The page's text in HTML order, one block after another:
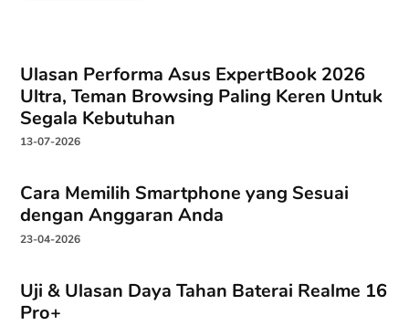
Ulasan Performa Asus ExpertBook 2026
Ultra, Teman Browsing Paling Keren Untuk
Segala Kebutuhan
13-07-2026
Cara Memilih Smartphone yang Sesuai
dengan Anggaran Anda
23-04-2026
Uji & Ulasan Daya Tahan Baterai Realme 16
Pro+